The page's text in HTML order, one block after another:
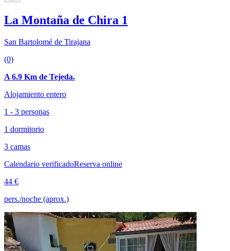
La Montaña de Chira 1
San Bartolomé de Tirajana
(0)
A 6.9 Km de Tejeda.
Alojamiento entero
1 - 3 personas
1 dormitorio
3 camas
Calendario verificadoReserva online
44 €
pers./noche (aprox.)